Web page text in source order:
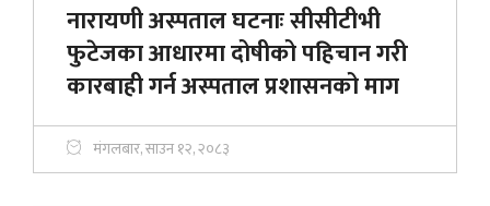
नारायणी अस्पताल घटनाः सीसीटीभी
फुटेजका आधारमा दोषीको पहिचान गरी
कारबाही गर्न अस्पताल प्रशासनको माग
मंगलबार, साउन १२, २०८३